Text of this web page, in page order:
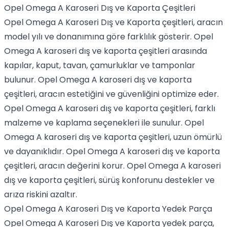
Opel Omega A Karoseri Dış ve Kaporta Çeşitleri
Opel Omega A Karoseri Dış ve Kaporta çeşitleri, aracın
model yılı ve donanımına göre farklılık gösterir. Opel
Omega A karoseri dış ve kaporta çeşitleri arasında
kapılar, kaput, tavan, çamurluklar ve tamponlar
bulunur. Opel Omega A karoseri dış ve kaporta
çeşitleri, aracın estetiğini ve güvenliğini optimize eder.
Opel Omega A karoseri dış ve kaporta çeşitleri, farklı
malzeme ve kaplama seçenekleri ile sunulur. Opel
Omega A karoseri dış ve kaporta çeşitleri, uzun ömürlü
ve dayanıklıdır. Opel Omega A karoseri dış ve kaporta
çeşitleri, aracın değerini korur. Opel Omega A karoseri
dış ve kaporta çeşitleri, sürüş konforunu destekler ve
arıza riskini azaltır.
Opel Omega A Karoseri Dış ve Kaporta Yedek Parça
Opel Omega A Karoseri Dış ve Kaporta yedek parça,